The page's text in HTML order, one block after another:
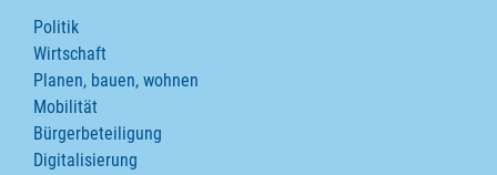
Politik
Wirtschaft
Planen, bauen, wohnen
Mobilität
Bürgerbeteiligung
Digitalisierung